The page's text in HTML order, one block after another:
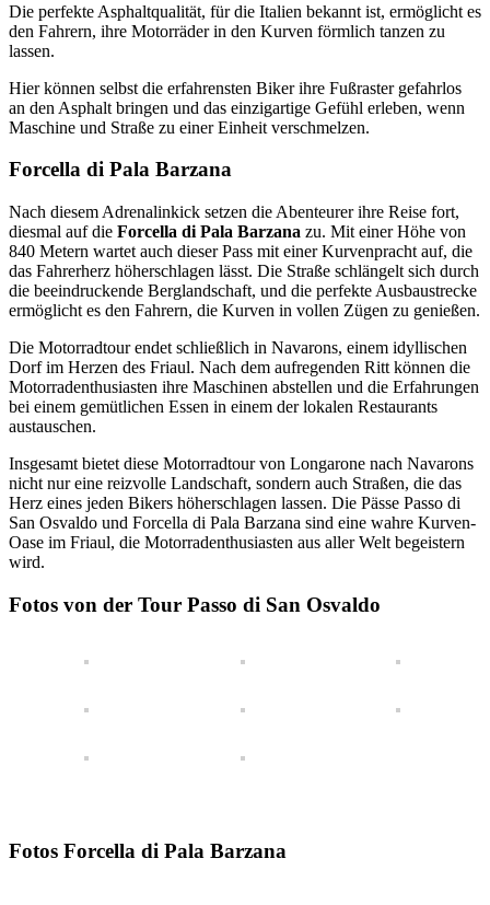
Die perfekte Asphaltqualität, für die Italien bekannt ist, ermöglicht es
den Fahrern, ihre Motorräder in den Kurven förmlich tanzen zu
lassen.
Hier können selbst die erfahrensten Biker ihre Fußraster gefahrlos
an den Asphalt bringen und das einzigartige Gefühl erleben, wenn
Maschine und Straße zu einer Einheit verschmelzen.
Forcella di Pala Barzana
Nach diesem Adrenalinkick setzen die Abenteurer ihre Reise fort,
diesmal auf die Forcella di Pala Barzana zu. Mit einer Höhe von
840 Metern wartet auch dieser Pass mit einer Kurvenpracht auf, die
das Fahrerherz höherschlagen lässt. Die Straße schlängelt sich durch
die beeindruckende Berglandschaft, und die perfekte Ausbaustrecke
ermöglicht es den Fahrern, die Kurven in vollen Zügen zu genießen.
Die Motorradtour endet schließlich in Navarons, einem idyllischen
Dorf im Herzen des Friaul. Nach dem aufregenden Ritt können die
Motorradenthusiasten ihre Maschinen abstellen und die Erfahrungen
bei einem gemütlichen Essen in einem der lokalen Restaurants
austauschen.
Insgesamt bietet diese Motorradtour von Longarone nach Navarons
nicht nur eine reizvolle Landschaft, sondern auch Straßen, die das
Herz eines jeden Bikers höherschlagen lassen. Die Pässe Passo di
San Osvaldo und Forcella di Pala Barzana sind eine wahre Kurven-
Oase im Friaul, die Motorradenthusiasten aus aller Welt begeistern
wird.
Fotos von der Tour Passo di San Osvaldo
Fotos Forcella di Pala Barzana